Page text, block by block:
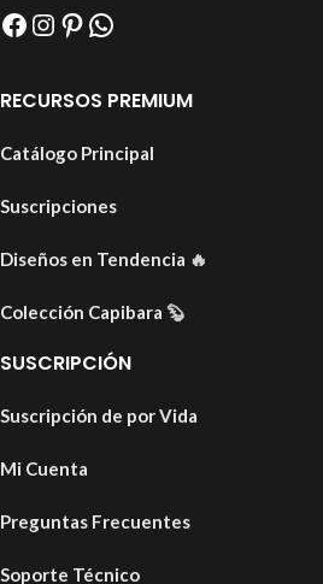
RECURSOS PREMIUM
Catálogo Principal
Suscripciones
Diseños en Tendencia 🔥
Colección Capibara 🦫
SUSCRIPCIÓN
Suscripción de por Vida
Mi Cuenta
Preguntas Frecuentes
Soporte Técnico